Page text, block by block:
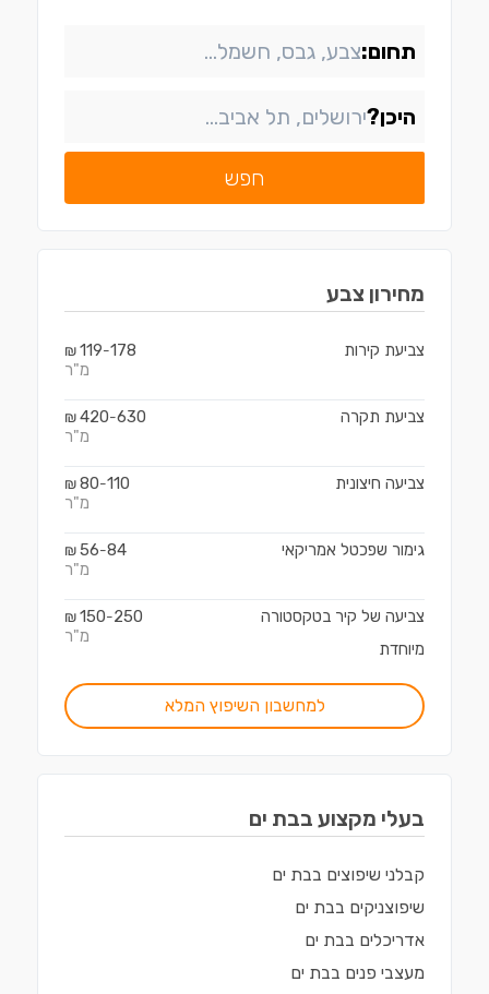
תחום:
היכן?
חפש
מחירון צבע
צביעת קירות 119-178
₪
מ"ר
צביעת תקרה 420-630
₪
מ"ר
צביעה חיצונית 80-110
₪
מ"ר
גימור שפכטל אמריקאי 56-84
₪
מ"ר
צביעה של קיר בטקסטורה
מיוחדת
150-250
₪
מ"ר
למחשבון השיפוץ המלא
בעלי מקצוע בבת ים
קבלני שיפוצים בבת ים
שיפוצניקים בבת ים
אדריכלים בבת ים
מעצבי פנים בבת ים